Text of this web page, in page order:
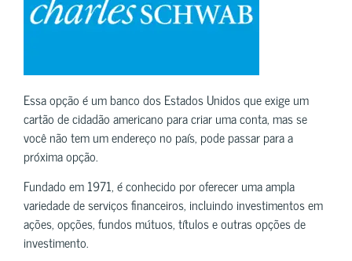
Essa opção é um banco dos Estados Unidos que exige um
cartão de cidadão americano para criar uma conta, mas se
você não tem um endereço no país, pode passar para a
próxima opção.
Fundado em 1971, é conhecido por oferecer uma ampla
variedade de serviços financeiros, incluindo investimentos em
ações, opções, fundos mútuos, títulos e outras opções de
investimento.